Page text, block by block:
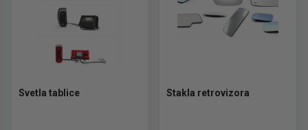
Svetla tablice Stakla retrovizora